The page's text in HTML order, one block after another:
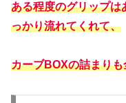
ある程度のグリップは
っかり流れてくれて、
カーブBOXの詰まり